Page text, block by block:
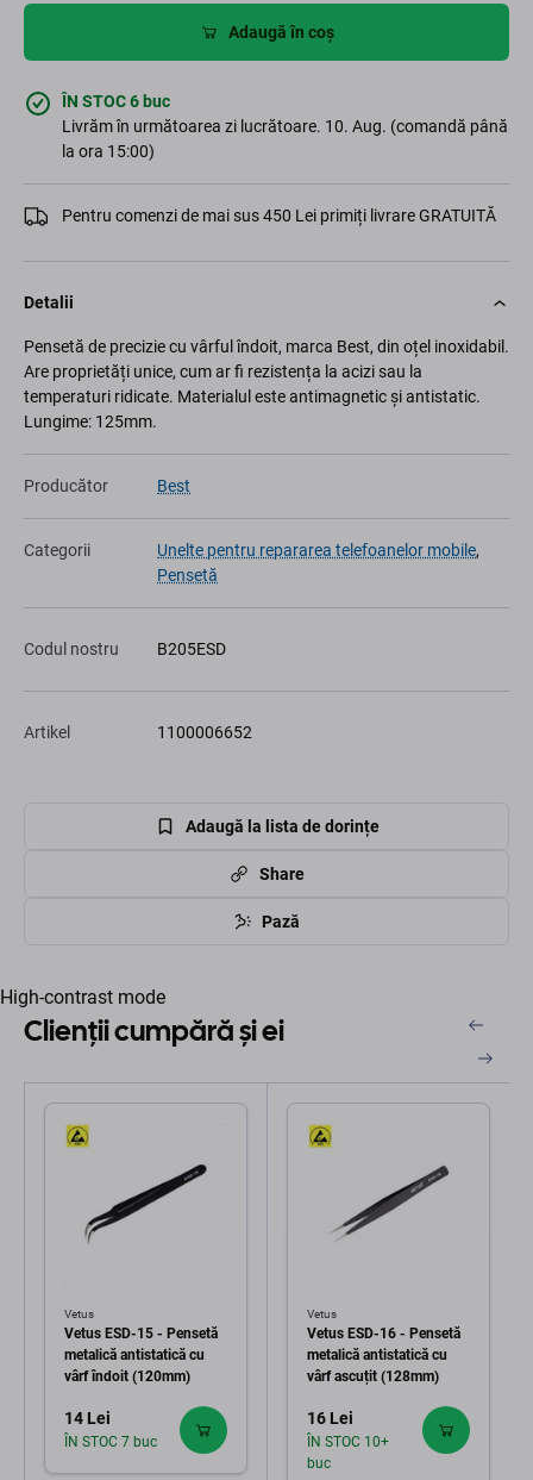
Adaugă în coș
ÎN STOC 6 buc
Livrăm în următoarea zi lucrătoare. 10. Aug. (comandă până
la ora 15:00)
Pentru comenzi de mai sus 450 Lei primiți livrare GRATUITĂ
Detalii
Pensetă de precizie cu vârful îndoit, marca Best, din oțel inoxidabil.
Are proprietăți unice, cum ar fi rezistența la acizi sau la
temperaturi ridicate. Materialul este antimagnetic și antistatic.
Lungime: 125mm.
Producător Best
Categorii Unelte pentru repararea telefoanelor mobile,
Pensetă
Codul nostru B205ESD
Artikel 1100006652
Adaugă la lista de dorințe
Share
Pază
High-contrast mode
Clienții cumpără și ei
Vetus
Vetus ESD-15 - Pensetă
metalică antistatică cu
vârf îndoit (120mm)
14 Lei
ÎN STOC 7 buc
Vetus
Vetus ESD-16 - Pensetă
metalică antistatică cu
vârf ascuțit (128mm)
16 Lei
ÎN STOC 10+
buc